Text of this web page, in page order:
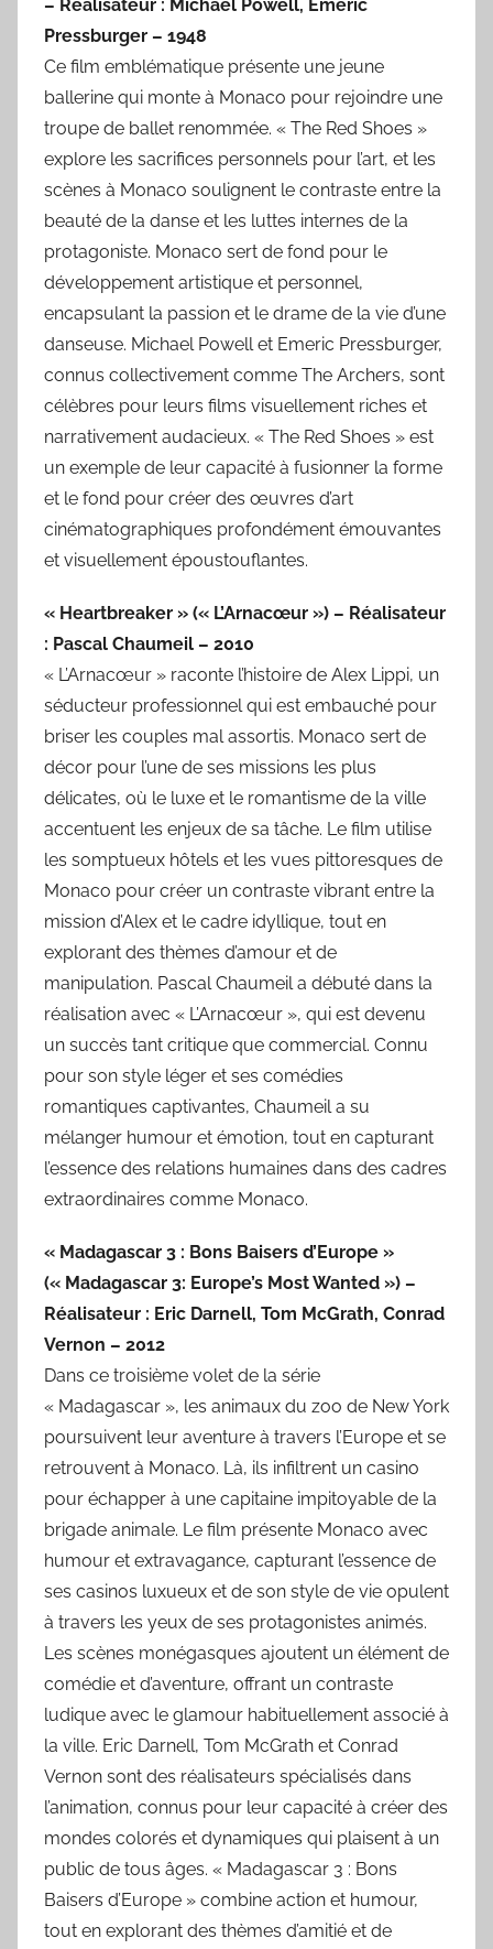
– Réalisateur : Michael Powell, Emeric
Pressburger – 1948
Ce film emblématique présente une jeune
ballerine qui monte à Monaco pour rejoindre une
troupe de ballet renommée. « The Red Shoes »
explore les sacrifices personnels pour l’art, et les
scènes à Monaco soulignent le contraste entre la
beauté de la danse et les luttes internes de la
protagoniste. Monaco sert de fond pour le
développement artistique et personnel,
encapsulant la passion et le drame de la vie d’une
danseuse. Michael Powell et Emeric Pressburger,
connus collectivement comme The Archers, sont
célèbres pour leurs films visuellement riches et
narrativement audacieux. « The Red Shoes » est
un exemple de leur capacité à fusionner la forme
et le fond pour créer des œuvres d’art
cinématographiques profondément émouvantes
et visuellement époustouflantes.
« Heartbreaker » (« L’Arnacœur ») – Réalisateur
: Pascal Chaumeil – 2010
« L’Arnacœur » raconte l’histoire de Alex Lippi, un
séducteur professionnel qui est embauché pour
briser les couples mal assortis. Monaco sert de
décor pour l’une de ses missions les plus
délicates, où le luxe et le romantisme de la ville
accentuent les enjeux de sa tâche. Le film utilise
les somptueux hôtels et les vues pittoresques de
Monaco pour créer un contraste vibrant entre la
mission d’Alex et le cadre idyllique, tout en
explorant des thèmes d’amour et de
manipulation. Pascal Chaumeil a débuté dans la
réalisation avec « L’Arnacœur », qui est devenu
un succès tant critique que commercial. Connu
pour son style léger et ses comédies
romantiques captivantes, Chaumeil a su
mélanger humour et émotion, tout en capturant
l’essence des relations humaines dans des cadres
extraordinaires comme Monaco.
« Madagascar 3 : Bons Baisers d’Europe »
(« Madagascar 3: Europe’s Most Wanted ») –
Réalisateur : Eric Darnell, Tom McGrath, Conrad
Vernon – 2012
Dans ce troisième volet de la série
« Madagascar », les animaux du zoo de New York
poursuivent leur aventure à travers l’Europe et se
retrouvent à Monaco. Là, ils infiltrent un casino
pour échapper à une capitaine impitoyable de la
brigade animale. Le film présente Monaco avec
humour et extravagance, capturant l’essence de
ses casinos luxueux et de son style de vie opulent
à travers les yeux de ses protagonistes animés.
Les scènes monégasques ajoutent un élément de
comédie et d’aventure, offrant un contraste
ludique avec le glamour habituellement associé à
la ville. Eric Darnell, Tom McGrath et Conrad
Vernon sont des réalisateurs spécialisés dans
l’animation, connus pour leur capacité à créer des
mondes colorés et dynamiques qui plaisent à un
public de tous âges. « Madagascar 3 : Bons
Baisers d’Europe » combine action et humour,
tout en explorant des thèmes d’amitié et de